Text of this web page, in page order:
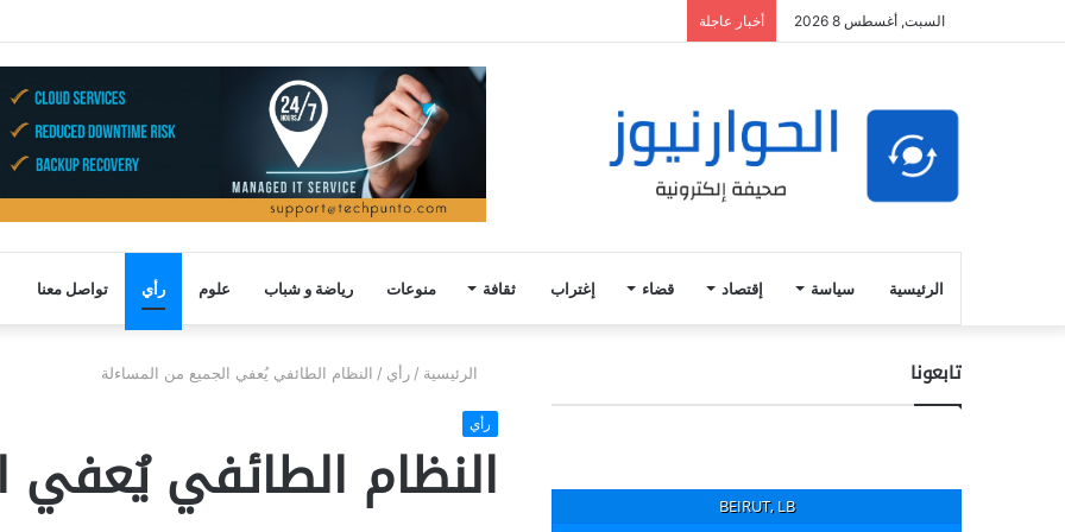
السبت, أغسطس 8 2026 أخبار عاجلة
الرئيسية سياسة إقتصاد قضاء إغتراب ثقافة منوعات رياضة و شباب علوم رأي تواصل معنا
الرئيسية / رأي / النظام الطائفي يُعفي الجميع من المساءلة
رأي
النظام الطائفي يُعفي
تابعونا
BEIRUT, LB